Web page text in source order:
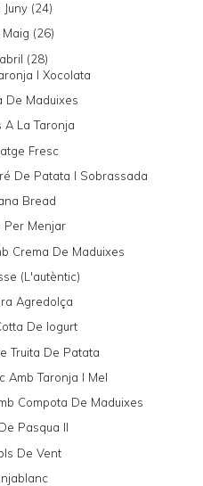
Juny (24)
Maig (26)
(28)
I Xocolata
De Maduixes
A La Taronja
Fresc
De Patata I Sobrassada
Bread
Per Menjar
Crema De Maduixes
(l'autèntic)
Agredolça
De Iogurt
Truita De Patata
Amb Taronja I Mel
Compota De Maduixes
Pasqua II
De Vent